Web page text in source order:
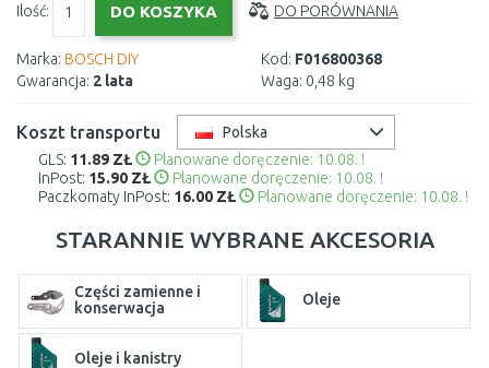
Ilość: DO PORÓWNANIA
Marka: BOSCH DIY
Gwarancja: 2 lata
Kod: F016800368
Waga: 0,48 kg
Koszt transportu
Polska
GLS: 11.89 ZŁ
Planowane doręczenie: 10.08. !
InPost: 15.90 ZŁ
Planowane doręczenie: 10.08. !
Paczkomaty InPost: 16.00 ZŁ Planowane doręczenie: 10.08. !
STARANNIE WYBRANE AKCESORIA
Części zamienne i
konserwacja
Oleje
Oleje i kanistry